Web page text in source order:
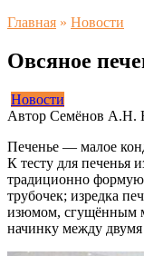
Главная » Новости
Овсяное
Новости
Автор Семёнов А.Н.
Печенье — малое
К тесту для печенья
традиционно
трубочек; изредка
изюмом, сгущённым
начинку между